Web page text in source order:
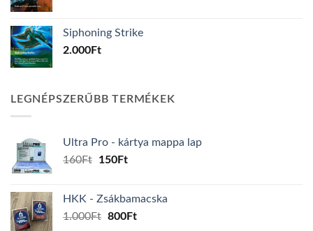
Siphoning Strike
2.000Ft
LEGNÉPSZERŰBB TERMÉKEK
Ultra Pro - kártya mappa lap
160Ft
Original
160Ft.
150FtCurrent
150Ft.
HKK - Zsákbamacska
1.000Ft Original
800FtCurrent